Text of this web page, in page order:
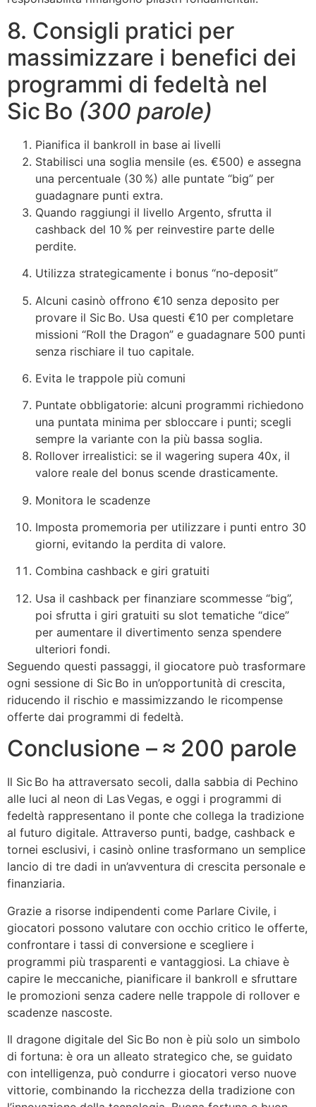
8. Consigli pratici per
massimizzare i benefici dei
programmi di fedeltà nel
Sic Bo (300 parole)
Pianifica il bankroll in base ai livelli
Stabilisci una soglia mensile (es. €500) e assegna
una percentuale (30 %) alle puntate “big” per
guadagnare punti extra.
Quando raggiungi il livello Argento, sfrutta il
cashback del 10 % per reinvestire parte delle
perdite.
Utilizza strategicamente i bonus “no‑deposit”
Alcuni casinò offrono €10 senza deposito per
provare il Sic Bo. Usa questi €10 per completare
missioni “Roll the Dragon” e guadagnare 500 punti
senza rischiare il tuo capitale.
Evita le trappole più comuni
Puntate obbligatorie: alcuni programmi richiedono
una puntata minima per sbloccare i punti; scegli
sempre la variante con la più bassa soglia.
Rollover irrealistici: se il wagering supera 40x, il
valore reale del bonus scende drasticamente.
Monitora le scadenze
Imposta promemoria per utilizzare i punti entro 30
giorni, evitando la perdita di valore.
Combina cashback e giri gratuiti
Usa il cashback per finanziare scommesse “big”,
poi sfrutta i giri gratuiti su slot tematiche “dice”
per aumentare il divertimento senza spendere
ulteriori fondi.
Seguendo questi passaggi, il giocatore può trasformare
ogni sessione di Sic Bo in un’opportunità di crescita,
riducendo il rischio e massimizzando le ricompense
offerte dai programmi di fedeltà.
Conclusione – ≈ 200 parole
Il Sic Bo ha attraversato secoli, dalla sabbia di Pechino
alle luci al neon di Las Vegas, e oggi i programmi di
fedeltà rappresentano il ponte che collega la tradizione
al futuro digitale. Attraverso punti, badge, cashback e
tornei esclusivi, i casinò online trasformano un semplice
lancio di tre dadi in un’avventura di crescita personale e
finanziaria.
Grazie a risorse indipendenti come Parlare Civile, i
giocatori possono valutare con occhio critico le offerte,
confrontare i tassi di conversione e scegliere i
programmi più trasparenti e vantaggiosi. La chiave è
capire le meccaniche, pianificare il bankroll e sfruttare
le promozioni senza cadere nelle trappole di rollover e
scadenze nascoste.
Il dragone digitale del Sic Bo non è più solo un simbolo
di fortuna: è ora un alleato strategico che, se guidato
con intelligenza, può condurre i giocatori verso nuove
vittorie, combinando la ricchezza della tradizione con